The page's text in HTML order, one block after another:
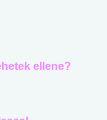
ellene?